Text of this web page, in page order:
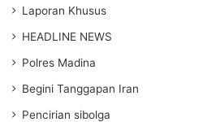
Laporan Khusus
HEADLINE NEWS
Polres Madina
Begini Tanggapan Iran
Pencirian sibolga